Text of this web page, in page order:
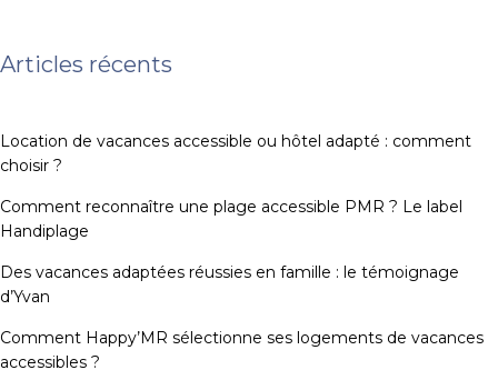
Articles récents
Location de vacances accessible ou hôtel adapté : comment
choisir ?
Comment reconnaître une plage accessible PMR ? Le label
Handiplage
Des vacances adaptées réussies en famille : le témoignage
d’Yvan
Comment Happy’MR sélectionne ses logements de vacances
accessibles ?